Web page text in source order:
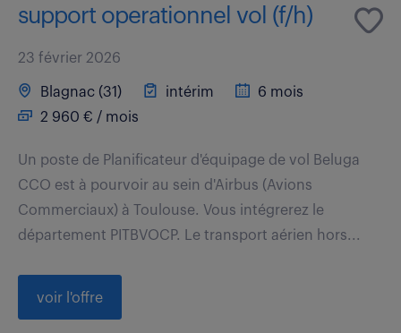
support operationnel vol (f/h)
23 février 2026
Blagnac (31) intérim
6 mois
2 960 € / mois
Un poste de Planificateur d'équipage de vol Beluga
CCO est à pourvoir au sein d'Airbus (Avions
Commerciaux) à Toulouse. Vous intégrerez le
département PITBVOCP. Le transport aérien hors...
voir l'offre